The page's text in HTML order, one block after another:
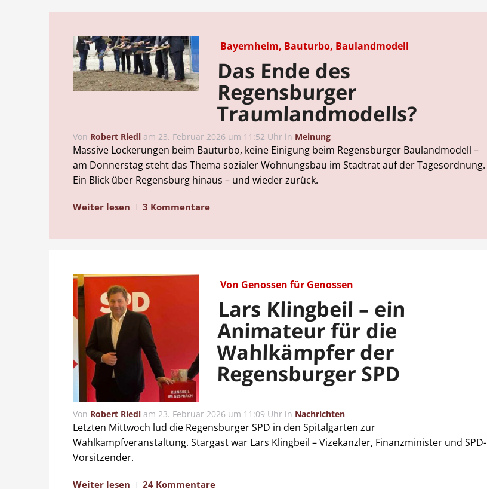
Bayernheim, Bauturbo, Baulandmodell
Das Ende des
Regensburger
Traumlandmodells?
Von Robert Riedl am 23. Februar 2026 um 11:52 Uhr in Meinung
Massive Lockerungen beim Bauturbo, keine Einigung beim Regensburger Baulandmodell –
am Donnerstag steht das Thema sozialer Wohnungsbau im Stadtrat auf der Tagesordnung.
Ein Blick über Regensburg hinaus – und wieder zurück.
Weiter lesen 3 Kommentare
Von Genossen für Genossen
Lars Klingbeil – ein
Animateur für die
Wahlkämpfer der
Regensburger SPD
Von Robert Riedl am 23. Februar 2026 um 11:09 Uhr in Nachrichten
Letzten Mittwoch lud die Regensburger SPD in den Spitalgarten zur
Wahlkampfveranstaltung. Stargast war Lars Klingbeil – Vizekanzler, Finanzminister und SPD-
Vorsitzender.
Weiter lesen 24 Kommentare